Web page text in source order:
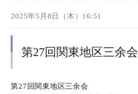
2025年5月8日（木）16:51
第27回関東地区三余会
第27回関東地区三余会